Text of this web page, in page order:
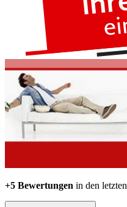
+5 Bewertungen in den letzten